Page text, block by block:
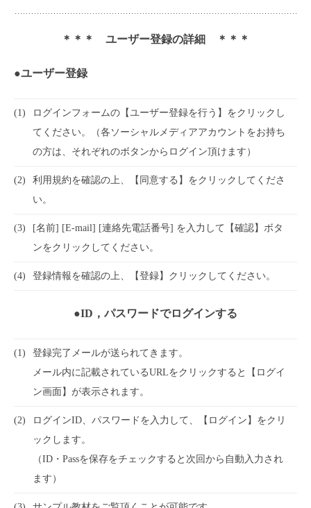
＊＊＊ ユーザー登録の詳細 ＊＊＊
●ユーザー登録
(1)
ログインフォームの【ユーザー登録を行う】をクリックし
てください。（各ソーシャルメディアアカウントをお持ち
の方は、それぞれのボタンからログイン頂けます）
(2)
利用規約を確認の上、【同意する】をクリックしてくださ
い。
(3)
[名前] [E-mail] [連絡先電話番号] を入力して【確認】ボタ
ンをクリックしてください。
(4) 登録情報を確認の上、【登録】クリックしてください。
●ID，パスワードでログインする
(1)
登録完了メールが送られてきます。
メール内に記載されているURLをクリックすると【ログイ
ン画面】が表示されます。
(2)
ログインID、パスワードを入力して、【ログイン】をクリ
ックします。
（ID・Passを保存をチェックすると次回から自動入力され
ます）